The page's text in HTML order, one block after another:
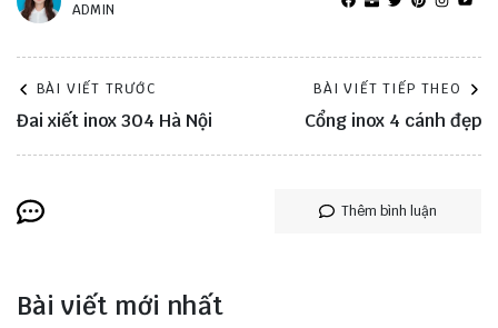
ADMIN
BÀI VIẾT TRƯỚC
Đai xiết inox 304 Hà Nội
BÀI VIẾT TIẾP THEO
Cổng inox 4 cánh đẹp
Thêm bình luận
Bài viết mới nhất